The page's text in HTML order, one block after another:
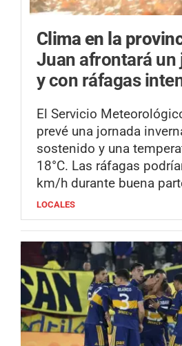
Clima en la
Juan afrontará un
y con ráfagas
El Servicio
prevé una jornada
sostenido y una
18°C. Las ráfagas
km/h durante buena
LOCALES